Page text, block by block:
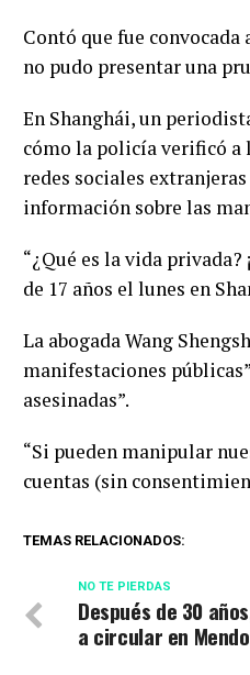
Contó que fue
no pudo presentar una
En Shanghái, un
cómo la policía verificó a
redes sociales
información sobre las
“¿Qué es la vida
de 17 años el lunes en
La abogada Wang
manifestaciones
asesinadas”.
“Si pueden manipular
cuentas (sin
TEMAS RELACIONADOS:
NO TE PIERDAS
Después de 30
a circular en